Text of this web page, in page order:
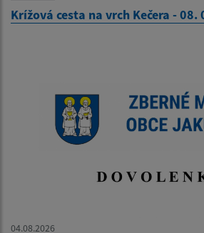
Krížová cesta na vrch Kečera - 08.
04.08.2026